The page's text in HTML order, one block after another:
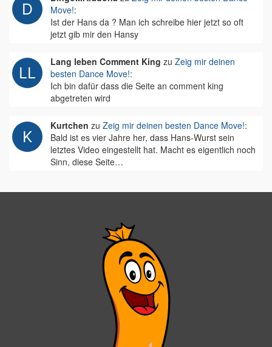
Move!:
Ist der Hans da ? Man ich schreibe hier jetzt so oft
jetzt gib mir den Hansy
Lang leben Comment King zu Zeig mir deinen
besten Dance Move!:
Ich bin dafür dass die Seite an comment king
abgetreten wird
Kurtchen zu Zeig mir deinen besten Dance Move!:
Bald ist es vier Jahre her, dass Hans-Wurst sein
letztes Video eingestellt hat. Macht es eigentlich noch
Sinn, diese Seite…